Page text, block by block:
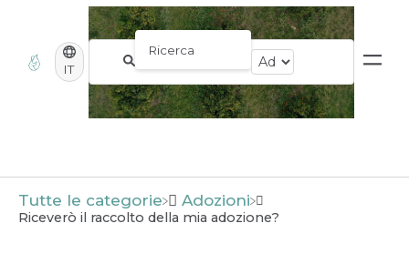
IT
Tutte le categorie ​Adozioni
Riceverò il raccolto della mia adozione?